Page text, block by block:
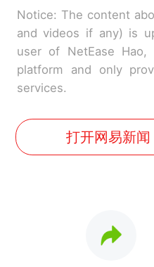
Notice: The content
and videos if any) is
user of NetEase
platform and only
services.
打开网易新